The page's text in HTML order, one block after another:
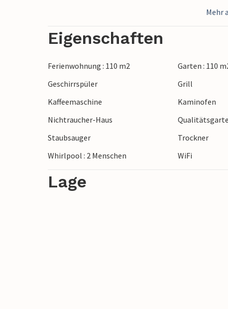
Bogense und der Yachthafen sind nur
können. In der Nähe können Sie Golf
können Sie das Schwimmbad besuchen.
das ganze Jahr über unzählige
Donnerstag frische Produkte auf dem
erreichen wie z. B. Schloss Egeskov, Zoo
Mehr
Eigenschaften
Ferienwohnung : 110 m2 Garten : 110
Geschirrspüler
Grill
Kaffeemaschine
Kaminofen
Nichtraucher-Haus
Staubsauger
Trockner
Whirlpool : 2 Menschen
WiFi
Lage